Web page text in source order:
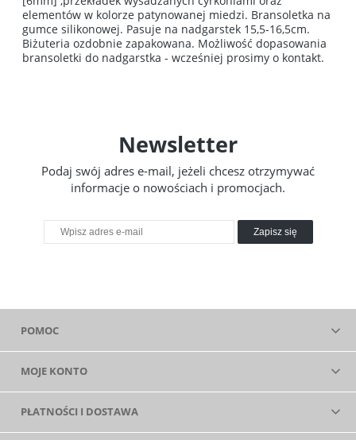
elementów w kolorze patynowanej miedzi. Bransoletka na
gumce silikonowej. Pasuje na nadgarstek 15,5-16,5cm.
Biżuteria ozdobnie zapakowana. Możliwość dopasowania
bransoletki do nadgarstka - wcześniej prosimy o kontakt.
Newsletter
Podaj swój adres e-mail, jeżeli chcesz otrzymywać
informacje o nowościach i promocjach.
Zapisz się
POMOC
MOJE KONTO
PŁATNOŚCI I DOSTAWA